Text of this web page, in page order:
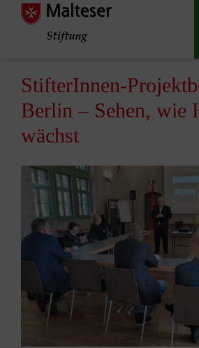
StifterInnen-
Berlin – Sehen, wie
wächst